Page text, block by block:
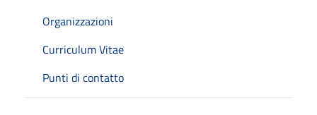
Organizzazioni
Curriculum Vitae
Punti di contatto